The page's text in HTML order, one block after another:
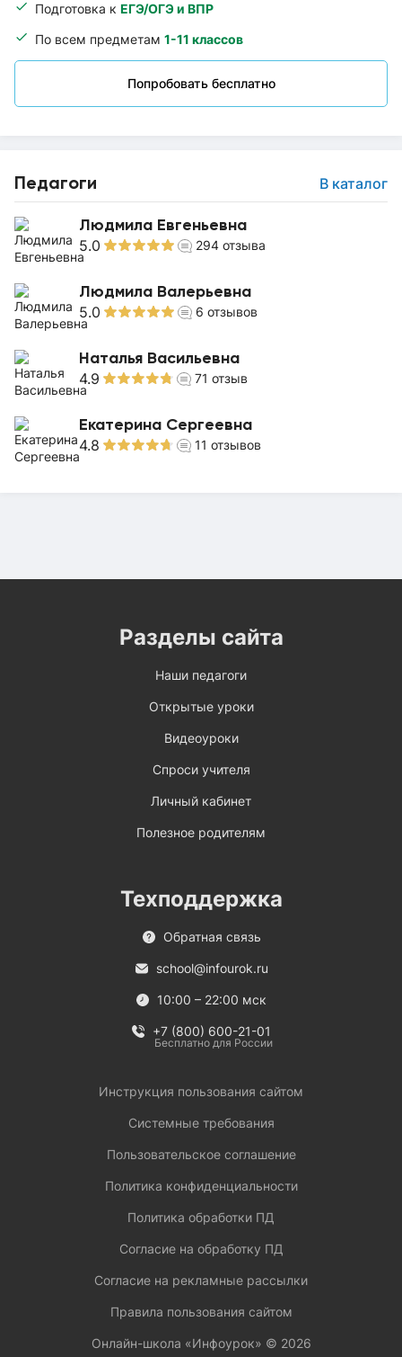
Подготовка к ЕГЭ/ОГЭ и ВПР
По всем предметам 1-11 классов
Попробовать бесплатно
Педагоги В каталог
Людмила Евгеньевна
5.0 294 отзыва
Людмила Валерьевна
5.0 6 отзывов
Наталья Васильевна
4.9 71 отзыв
Екатерина Сергеевна
4.8 11 отзывов
Разделы сайта
Наши педагоги
Открытые уроки
Видеоуроки
Спроси учителя
Личный кабинет
Полезное родителям
Техподдержка
Обратная связь
school@infourok.ru
10:00 – 22:00 мск
+7 (800) 600-21-01
Бесплатно для России
Инструкция пользования сайтом
Системные требования
Пользовательское соглашение
Политика конфиденциальности
Политика обработки ПД
Согласие на обработку ПД
Согласие на рекламные рассылки
Правила пользования сайтом
Онлайн-школа «Инфоурок» © 2026